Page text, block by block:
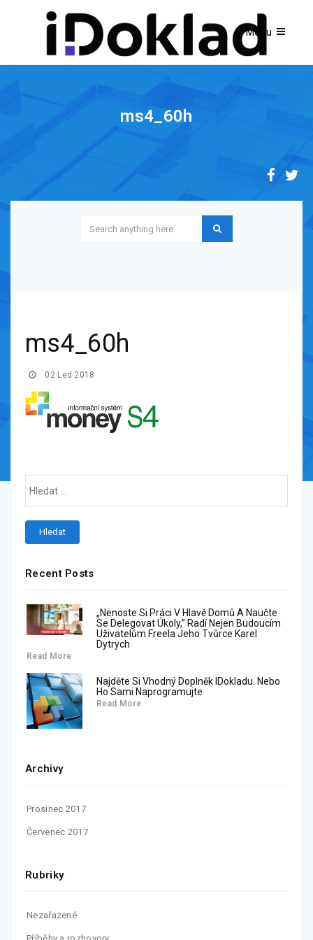
ms4_60h
ms4_60h
02 Led 2018
Recent Posts
„Nenoste Si Práci V Hlavě Domů A Naučte
Se Delegovat Úkoly,” Radí Nejen Budoucím
Uživatelům Freela Jeho Tvůrce Karel
Dytrych
Read More
Najděte Si Vhodný Doplněk IDokladu. Nebo
Ho Sami Naprogramujte
Read More
Archivy
Prosinec 2017
Červenec 2017
Rubriky
Nezařazené